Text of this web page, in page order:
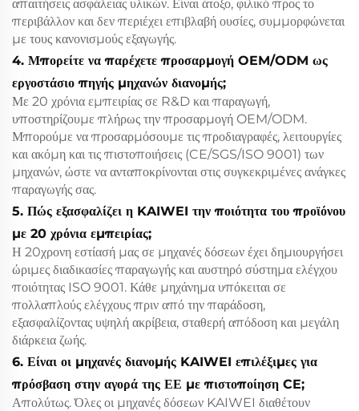
απαιτήσεις ασφάλειας υλικών. Είναι άτοξο, φιλικό προς το
περιβάλλον και δεν περιέχει επιβλαβή ουσίες, συμμορφώνεται
με τους κανονισμούς εξαγωγής.
4. Μπορείτε να παρέχετε προσαρμογή OEM/ODM ως
εργοστάσιο πηγής μηχανών διανομής;
Με 20 χρόνια εμπειρίας σε R&D και παραγωγή,
υποστηρίζουμε πλήρως την προσαρμογή OEM/ODM.
Μπορούμε να προσαρμόσουμε τις προδιαγραφές, λειτουργίες
και ακόμη και τις πιστοποιήσεις (CE/SGS/ISO 9001) των
μηχανών, ώστε να ανταποκρίνονται στις συγκεκριμένες ανάγκες
παραγωγής σας.
5. Πώς εξασφαλίζει η KAIWEI την ποιότητα του προϊόνου
με 20 χρόνια εμπειρίας;
Η 20χρονη εστίασή μας σε μηχανές δόσεων έχει δημιουργήσει
ώριμες διαδικασίες παραγωγής και αυστηρό σύστημα ελέγχου
ποιότητας ISO 9001. Κάθε μηχάνημα υπόκειται σε
πολλαπλούς ελέγχους πριν από την παράδοση,
εξασφαλίζοντας υψηλή ακρίβεια, σταθερή απόδοση και μεγάλη
διάρκεια ζωής.
6. Είναι οι μηχανές διανομής KAIWEI επιλέξιμες για
πρόσβαση στην αγορά της ΕΕ με πιστοποίηση CE;
Απολύτως. Όλες οι μηχανές δόσεων KAIWEI διαθέτουν